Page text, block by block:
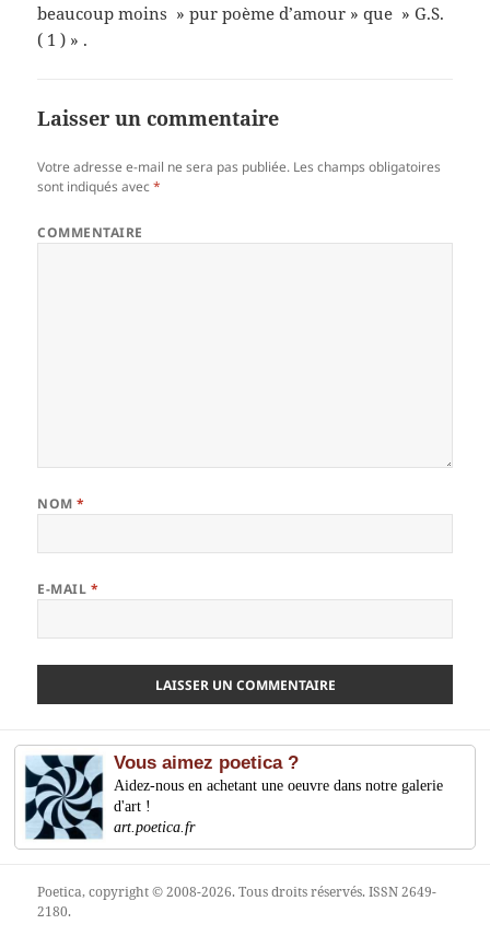
beaucoup moins » pur poème d’amour » que » G.S.
( 1 ) » .
Laisser un commentaire
Votre adresse e-mail ne sera pas publiée. Les champs obligatoires
sont indiqués avec*
COMMENTAIRE
NOM*
E-MAIL *
Vous aimez poetica ?
Aidez-nous en achetant une oeuvre dans notre galerie
d'art !
art.poetica.fr
Poetica, copyright © 2008-2026. Tous droits réservés. ISSN 2649-
2180.